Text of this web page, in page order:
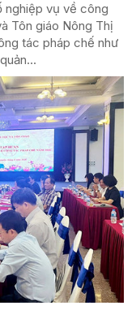
nghiệp vụ về công
Tôn giáo Nông Thị
tác pháp chế như